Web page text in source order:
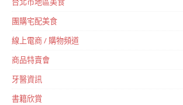
團購宅配美食
線上電商 / 購物頻道
商品特賣會
牙醫資訊
書籍欣賞